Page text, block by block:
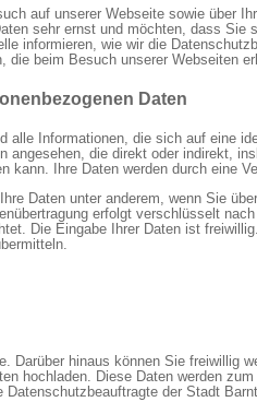
auf unserer Webseite sowie über
sehr ernst und möchten, dass
informieren, wie wir die
die beim Besuch unserer Webseiten
Daten
alle Informationen, die sich auf eine
angesehen, die direkt oder indirekt,
kann. Ihre Daten werden durch eine
Daten unter anderem, wenn Sie
erfolgt verschlüsselt
Die Eingabe Ihrer Daten ist
Darüber hinaus können Sie freiwillig
hochladen. Diese Daten werden
der Stadt